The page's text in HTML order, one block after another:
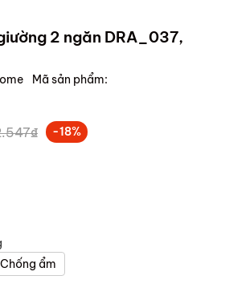
2 ngăn DRA_037,
Mã sản phẩm:
-18%
ẩm